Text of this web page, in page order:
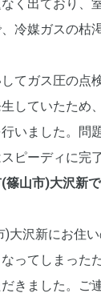
く出ており、
冷媒ガスの枯
てガス圧の点
していたため
いました。問
ピーディに完
篠山市)大沢新
)大沢新にお住
ってしまった
きました。ご